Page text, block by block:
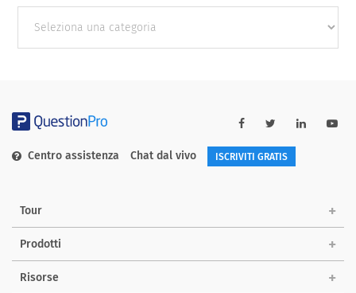
categories
Centro assistenza Chat dal vivo ISCRIVITI GRATIS
Tour
Prodotti
Risorse